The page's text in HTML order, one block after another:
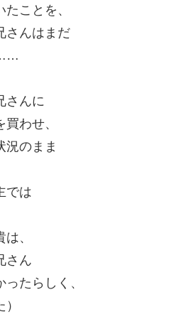
ことを、
さんはまだ
……
さんに
わせ、
況のまま
では
、
さん
たらしく、